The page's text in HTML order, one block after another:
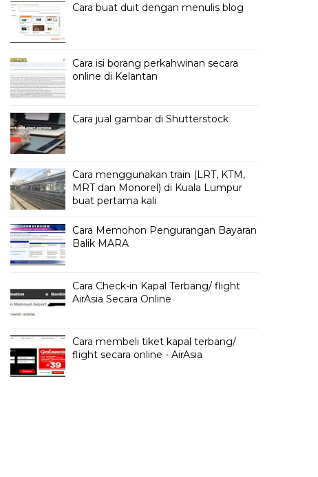
Cara buat duit dengan menulis blog
Cara isi borang perkahwinan secara
online di Kelantan
Cara jual gambar di Shutterstock
Cara menggunakan train (LRT, KTM,
MRT dan Monorel) di Kuala Lumpur
buat pertama kali
Cara Memohon Pengurangan Bayaran
Balik MARA
Cara Check-in Kapal Terbang/ flight
AirAsia Secara Online
Cara membeli tiket kapal terbang/
flight secara online - AirAsia